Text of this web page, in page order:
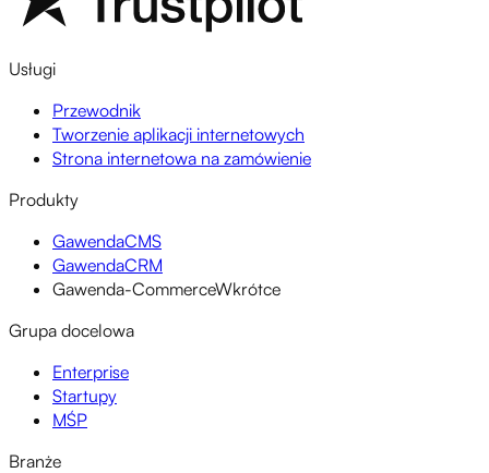
Usługi
Przewodnik
Tworzenie aplikacji internetowych
Strona internetowa na zamówienie
Produkty
GawendaCMS
GawendaCRM
Gawenda-CommerceWkrótce
Grupa docelowa
Enterprise
Startupy
MŚP
Branże